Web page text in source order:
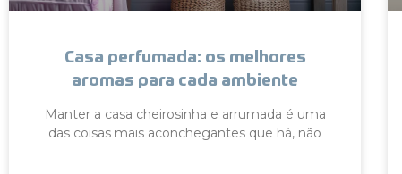
Casa perfumada: os melhores
aromas para cada ambiente
Manter a casa cheirosinha e arrumada é uma
das coisas mais aconchegantes que há, não